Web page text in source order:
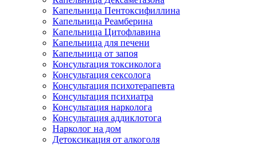
Капельница Пентоксифиллина
Капельница Реамберина
Капельница Цитофлавина
Капельница для печени
Капельница от запоя
Консультация токсиколога
Консультация сексолога
Консультация психотерапевта
Консультация психиатра
Консультация нарколога
Консультация аддиклотога
Нарколог на дом
Детоксикация от алкоголя